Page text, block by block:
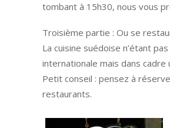
tombant à 15h30, nous vous
Troisième partie : Ou se
La cuisine suédoise n’étant
internationale mais dans cadre
Petit conseil : pensez à
restaurants.